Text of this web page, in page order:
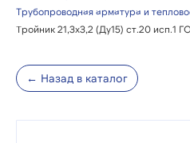
Трубопроводная арматура и
Тройник 21,3х3,2 (Ду15) ст.20 исп.1
← Назад в каталог